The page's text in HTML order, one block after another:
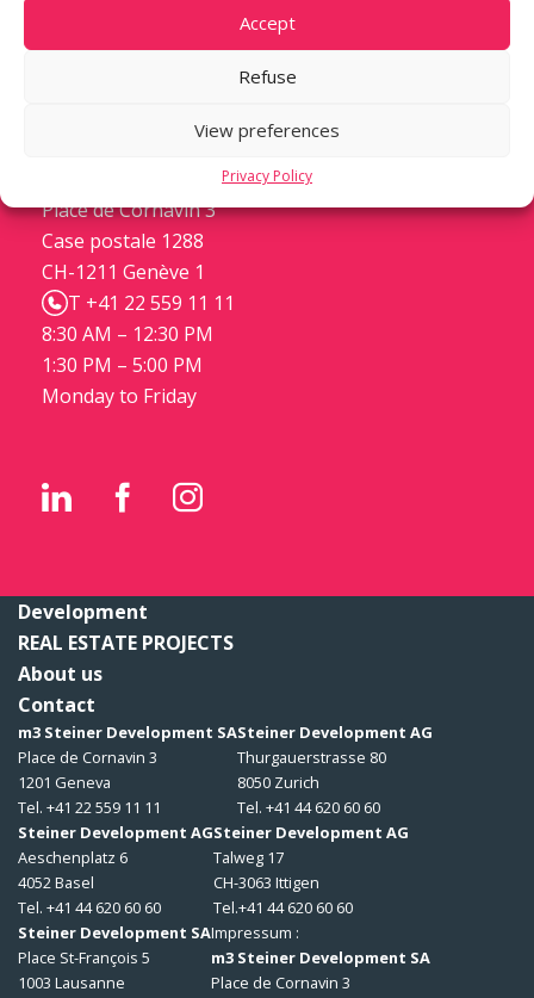
Accept
Refuse
View preferences
Privacy Policy
m3 STEINER DEVELOPMENT
Place de Cornavin 3
Case postale 1288
CH-1211 Genève 1
T +41 22 559 11 11
8:30 AM – 12:30 PM
1:30 PM – 5:00 PM
Monday to Friday
Development
REAL ESTATE PROJECTS
About us
Contact
m3 Steiner Development SA
Place de Cornavin 3
1201 Geneva
Tel. +41 22 559 11 11
Steiner Development AG
Thurgauerstrasse 80
8050 Zurich
Tel. +41 44 620 60 60
Steiner Development AG
Aeschenplatz 6
4052 Basel
Tel. +41 44 620 60 60
Steiner Development AG
Talweg 17
CH-3063 Ittigen
Tel.+41 44 620 60 60
Steiner Development SA
Place St-François 5
1003 Lausanne
Impressum :
m3 Steiner Development SA
Place de Cornavin 3